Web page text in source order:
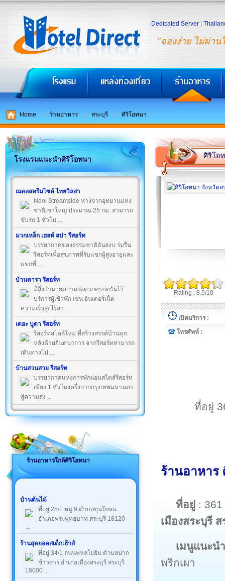
"จองง่าย ไม่ผ่าน
Dedicated Server
Home ร้านอาหาร สระบุรี ศิริโอทนา
โรงแรมแนะนำศิริโอทนา
ณดลสตรีมไซด์ ไทยวิลล่า
Ndol Streamside ห่างจากอุทยานแห่ง
ชาติเขาใหญ่ ประมาณ 25 กม. สามารถ
ขับรถ 1 ชั่วโม ...
มวกเหล็ก เฮลท์ สปา รีสอร์ท
บรรยากาศของธรรมชาติอันสงบ ร่มรื่น
รีสอร์ทเพื่อสุขภาพที่รับแขกผู้สูงอายุและ
แขกที่ ...
บ้านดารา รีสอร์ท
มีสิ่งอำนวยความสะดวกครบครันไว้
บริการผู้เข้าพัก เช่น อินเตอร์เน็ต
ความเร็วสูงไร้สา ...
เดอะ บูดา รีสอร์ท
รีสอร์ทสไตล์ใหม่ ที่สร้างสรรค์บ้านทุก
หลังด้วยจินตนาการ จากรีสอร์ทสามารถ
เดินทางไป ...
บ้านสวนสวย รีสอร์ท
บรรยากาศแห่งการพักผ่อนสไตส์รีสอร์ท
เพียง 1 ชั่วโมงครึ่งจากกรุงเทพมหานคร
สู่ความสง ...
ร้านอาหารใกล้ศิริโอทนา
บ้านต้นไม้
ที่อยู่ 25/1 หมู่ 9 ตำบลขุนโขลน
อำเภอพระพุทธบาท สระบุรี 18120
...
ร้านสุดยอดสเต็กเฮ้าส์
ที่อยู่ 34/1 ถนนพหลโยธิน ตำบลปาก
ข้าวสาร อำเภอเมืองสระบุรี สระบุรี
18000 ...
ศิริโอ
Rating : 8.5/10
เปิดบริการ :
โทรศัพท์ :
ที่อยู่
ร้านอาหาร
ที่อยู่ :
เมืองสระบุรี
เมนูแนะนำ
พริกเผา